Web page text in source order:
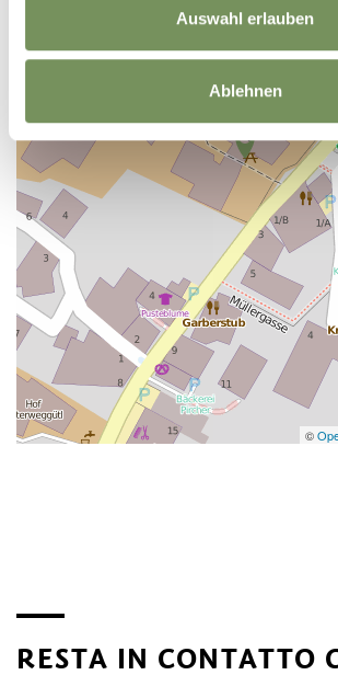
Auswahl erlauben
Ablehnen
©
RESTA IN CONTATTO